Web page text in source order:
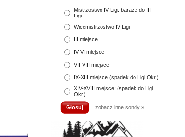
Mistrzostwo IV Ligi: baraże do III
Ligi
Wicemistrzostwo IV Ligi
III miejsce
IV-VI miejsce
VII-VIII miejsce
IX-XIII miejsce (spadek do Ligi Okr.)
XIV-XVIII miejsce: (spadek do Ligi
Okr.)
zobacz inne sondy »